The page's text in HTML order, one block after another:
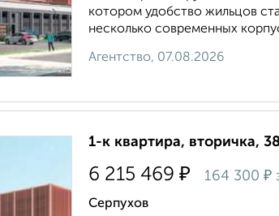
котором удобство жильцов
несколько современных
Агентство, 07.08.2026
1-к квартира, вторичка,
6 215 469 ₽ 164 300 ₽
Серпухов